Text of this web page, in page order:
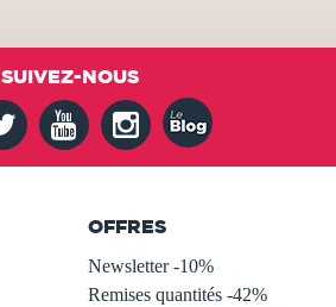
SUIVEZ-NOUS
OFFRES
Newsletter -10%
Remises quantités -42%